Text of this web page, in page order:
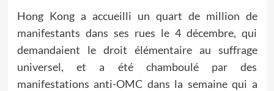
Hong Kong a accueilli un quart de million de
manifestants dans ses rues le 4 décembre, qui
demandaient le droit élémentaire au suffrage
universel, et a été chamboulé par des
manifestations anti-OMC dans la semaine qui a